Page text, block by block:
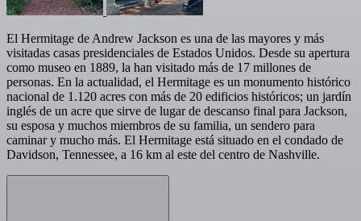
El Hermitage de Andrew Jackson es una de las mayores y más
visitadas casas presidenciales de Estados Unidos. Desde su apertura
como museo en 1889, la han visitado más de 17 millones de
personas. En la actualidad, el Hermitage es un monumento histórico
nacional de 1.120 acres con más de 20 edificios históricos; un jardín
inglés de un acre que sirve de lugar de descanso final para Jackson,
su esposa y muchos miembros de su familia, un sendero para
caminar y mucho más. El Hermitage está situado en el condado de
Davidson, Tennessee, a 16 km al este del centro de Nashville.